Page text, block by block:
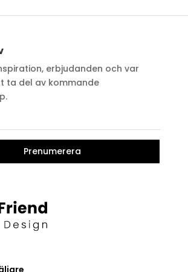
erbjudanden och var
ta del av kommande
Prenumerera